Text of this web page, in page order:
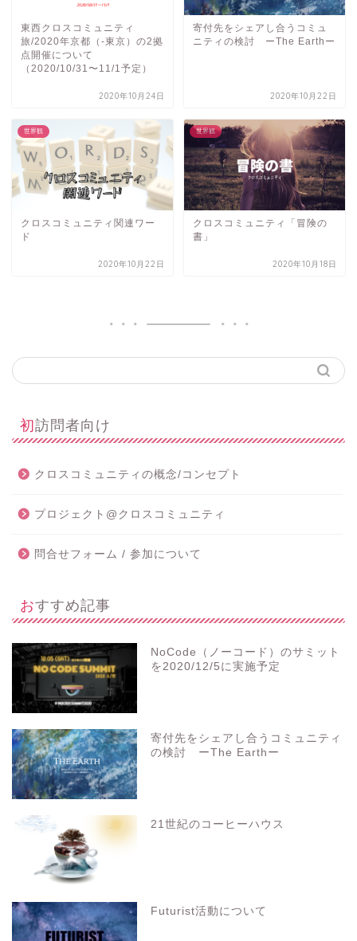
東西クロスコミュニティ
旅/2020年京都（-東京）の2拠
点開催について
（2020/10/31〜11/1予定）
2020年10月24日
寄付先をシェアし合うコミュ
ニティの検討 ーThe Earthー
2020年10月22日
世界観
クロスコミュニティ関連ワー
ド
2020年10月22日
世界観
クロスコミュニティ「冒険の
書」
2020年10月18日
初訪問者向け
クロスコミュニティの概念/コンセプト
プロジェクト@クロスコミュニティ
問合せフォーム / 参加について
おすすめ記事
NoCode（ノーコード）のサミット
を2020/12/5に実施予定
寄付先をシェアし合うコミュニティ
の検討 ーThe Earthー
21世紀のコーヒーハウス
Futurist活動について